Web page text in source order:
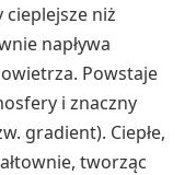
cieplejsze niż
napływa
Powstaje
i znaczny
gradient). Ciepłe,
tworząc